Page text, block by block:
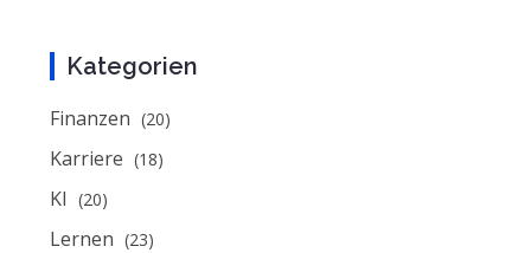
Kategorien
Finanzen (20)
Karriere (18)
KI (20)
Lernen (23)